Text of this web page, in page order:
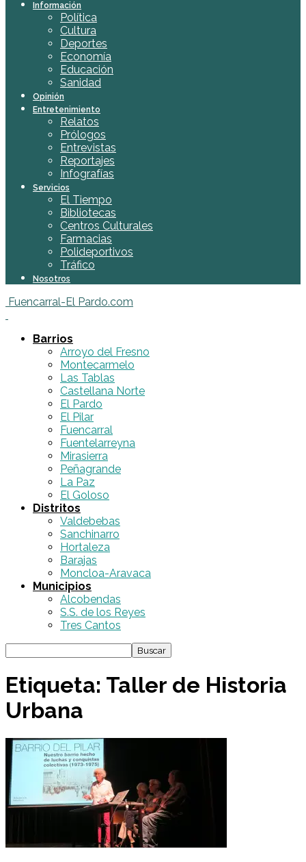
Información
Política
Cultura
Deportes
Economía
Educación
Sanidad
Opinión
Entretenimiento
Relatos
Prólogos
Entrevistas
Reportajes
Infografías
Servicios
El Tiempo
Bibliotecas
Centros Culturales
Farmacias
Polideportivos
Tráfico
Nosotros
Fuencarral-El Pardo.com
Barrios
Arroyo del Fresno
Montecarmelo
Las Tablas
Castellana Norte
El Pardo
El Pilar
Fuencarral
Fuentelarreyna
Mirasierra
Peñagrande
La Paz
El Goloso
Distritos
Valdebebas
Sanchinarro
Hortaleza
Barajas
Moncloa-Aravaca
Municipios
Alcobendas
S.S. de los Reyes
Tres Cantos
Etiqueta: Taller de Historia
Urbana